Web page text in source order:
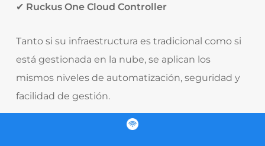
✔ Ruckus One Cloud Controller
Tanto si su infraestructura es tradicional como si
está gestionada en la nube, se aplican los
mismos niveles de automatización, seguridad y
facilidad de gestión.